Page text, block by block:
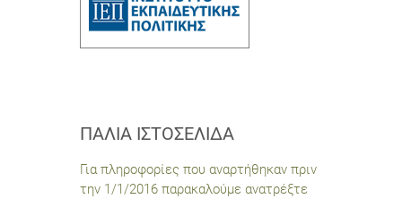
ΠΑΛΙΆ ΙΣΤΟΣΕΛΊΔΑ
Για πληροφορίες που αναρτήθηκαν πριν
την 1/1/2016 παρακαλούμε ανατρέξτε